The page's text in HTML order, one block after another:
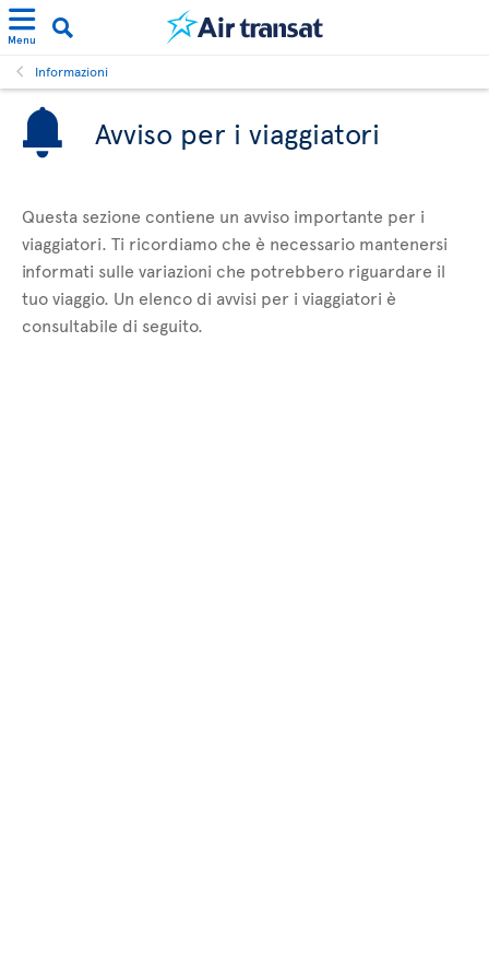
Menu
Informazioni
Avviso per i viaggiatori
Questa sezione contiene un avviso importante per i
viaggiatori. Ti ricordiamo che è necessario mantenersi
informati sulle variazioni che potrebbero riguardare il
tuo viaggio. Un elenco di avvisi per i viaggiatori è
consultabile di seguito.